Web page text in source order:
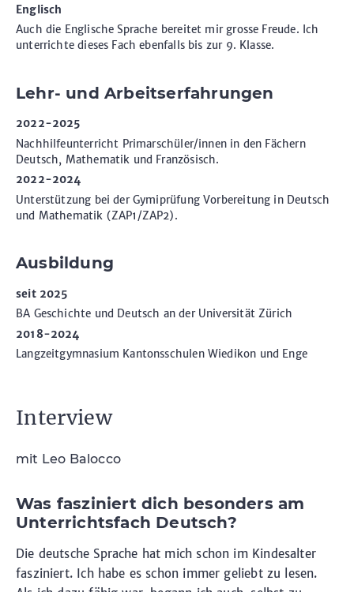
Englisch
Auch die Englische Sprache bereitet mir grosse Freude. Ich
unterrichte dieses Fach ebenfalls bis zur 9. Klasse.
Lehr- und Arbeitserfahrungen
2022-2025
Nachhilfeunterricht Primarschüler/innen in den Fächern
Deutsch, Mathematik und Französisch.
2022-2024
Unterstützung bei der Gymiprüfung Vorbereitung in Deutsch
und Mathematik (ZAP1/ZAP2).
Ausbildung
seit 2025
BA Geschichte und Deutsch an der Universität Zürich
2018-2024
Langzeitgymnasium Kantonsschulen Wiedikon und Enge
Interview
mit Leo Balocco
Was fasziniert dich besonders am
Unterrichtsfach Deutsch?
Die deutsche Sprache hat mich schon im Kindesalter
fasziniert. Ich habe es schon immer geliebt zu lesen.